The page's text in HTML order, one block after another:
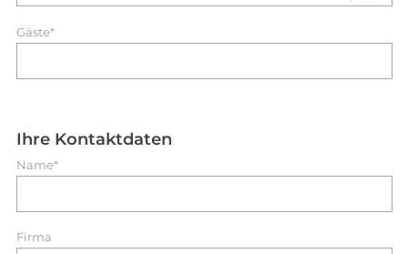
Gäste*
Ihre Kontaktdaten
Name*
Firma